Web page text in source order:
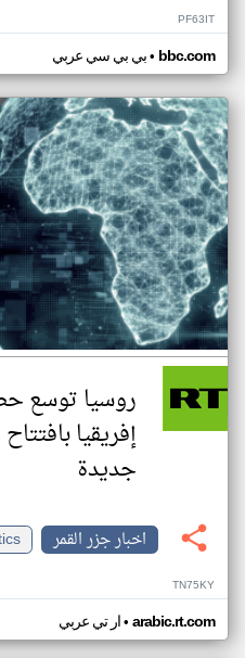
PF63IT
بي بي سي عربي• bbc.com
روسيا توسع
جديدة
اخبار جزر القمر
TN75KY
ار تي عربي• arabic.rt.com